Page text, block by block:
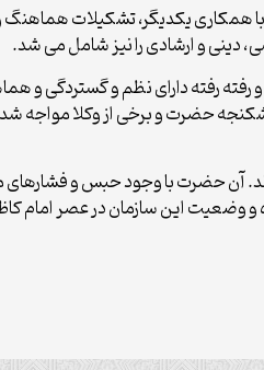
یکدیگر، تشکیلات هماهنگ و
دینی و ارشادی را نیز شامل می­ شد.
رفته‌ رفته داراى نظم و گستردگی و
حضرت و برخی از وکلا مواجه
حضرت با وجود حبس و فشارهای
وضعیت این سازمان در عصر امام